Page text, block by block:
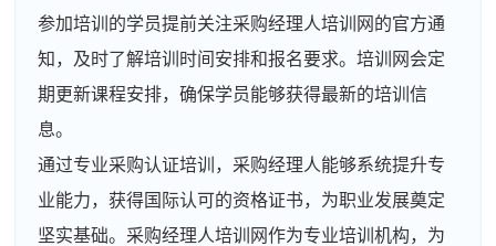
参加培训的学员提前关注采购经理人培训网的官方通
知，及时了解培训时间安排和报名要求。培训网会定
期更新课程安排，确保学员能够获得最新的培训信
息。
通过专业采购认证培训，采购经理人能够系统提升专
业能力，获得国际认可的资格证书，为职业发展奠定
坚实基础。采购经理人培训网作为专业培训机构，为